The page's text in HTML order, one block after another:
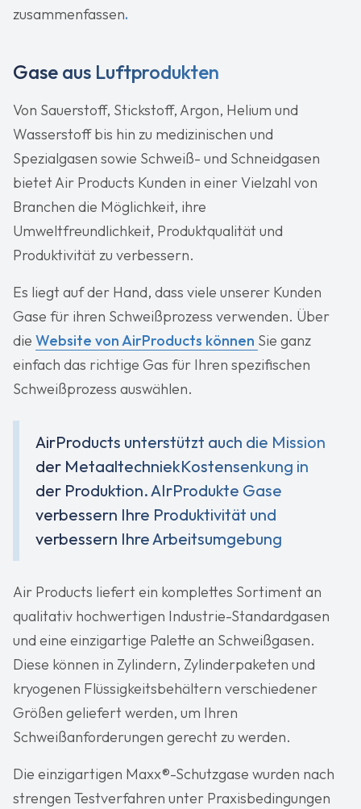
zusammenfassen.
Gase aus Luftprodukten
Von Sauerstoff, Stickstoff, Argon, Helium und
Wasserstoff bis hin zu medizinischen und
Spezialgasen sowie Schweiß- und Schneidgasen
bietet Air Products Kunden in einer Vielzahl von
Branchen die Möglichkeit, ihre
Umweltfreundlichkeit, Produktqualität und
Produktivität zu verbessern.
Es liegt auf der Hand, dass viele unserer Kunden
Gase für ihren Schweißprozess verwenden. Über
die Website von AirProducts können Sie ganz
einfach das richtige Gas für Ihren spezifischen
Schweißprozess auswählen.
AirProducts unterstützt auch die Mission
der MetaaltechniekKostensenkung in
der Produktion. AIrProdukte Gase
verbessern Ihre Produktivität und
verbessern Ihre Arbeitsumgebung
Air Products liefert ein komplettes Sortiment an
qualitativ hochwertigen Industrie-Standardgasen
und eine einzigartige Palette an Schweißgasen.
Diese können in Zylindern, Zylinderpaketen und
kryogenen Flüssigkeitsbehältern verschiedener
Größen geliefert werden, um Ihren
Schweißanforderungen gerecht zu werden.
Die einzigartigen Maxx®-Schutzgase wurden nach
strengen Testverfahren unter Praxisbedingungen